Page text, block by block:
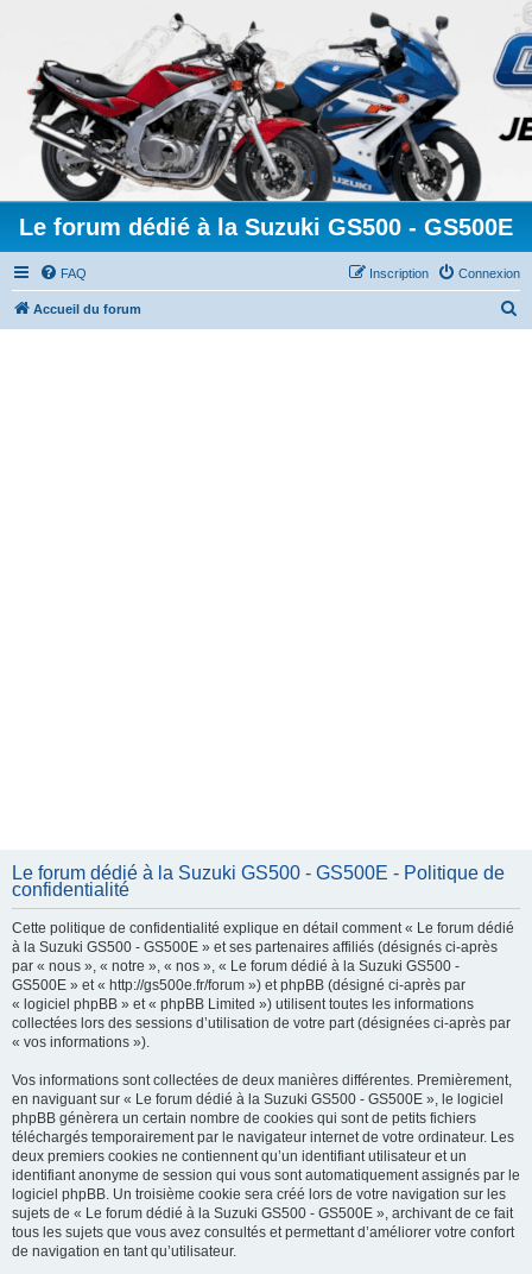
Le forum dédié à la Suzuki GS500 - GS500E
FAQ Connexion
Inscription
Accueil du forum
Le forum dédié à la Suzuki GS500 - GS500E - Politique de
confidentialité
Cette politique de confidentialité explique en détail comment « Le forum dédié
à la Suzuki GS500 - GS500E » et ses partenaires affiliés (désignés ci-après
par « nous », « notre », « nos », « Le forum dédié à la Suzuki GS500 -
GS500E » et « http://gs500e.fr/forum ») et phpBB (désigné ci-après par
« logiciel phpBB » et « phpBB Limited ») utilisent toutes les informations
collectées lors des sessions d’utilisation de votre part (désignées ci-après par
« vos informations »).
Vos informations sont collectées de deux manières différentes. Premièrement,
en naviguant sur « Le forum dédié à la Suzuki GS500 - GS500E », le logiciel
phpBB génèrera un certain nombre de cookies qui sont de petits fichiers
téléchargés temporairement par le navigateur internet de votre ordinateur. Les
deux premiers cookies ne contiennent qu’un identifiant utilisateur et un
identifiant anonyme de session qui vous sont automatiquement assignés par le
logiciel phpBB. Un troisième cookie sera créé lors de votre navigation sur les
sujets de « Le forum dédié à la Suzuki GS500 - GS500E », archivant de ce fait
tous les sujets que vous avez consultés et permettant d’améliorer votre confort
de navigation en tant qu’utilisateur.